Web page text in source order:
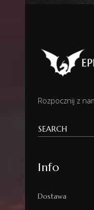
Rozpocznij z
Info
Dostawa